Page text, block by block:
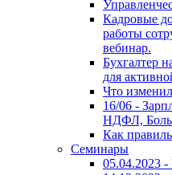
Кадровые
работы
вебинар.
Бухгалтер
для
Что
16/06 -
НДФЛ,
Как
Семинары
05.04.2023